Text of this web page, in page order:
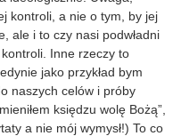
kontroli, a nie o tym, by jej
ale i to czy nasi podwładni
Inne rzeczy to
jako przykład bym
naszych celów i próby
księdzu wolę Bożą”,
a nie mój wymysł!) To co